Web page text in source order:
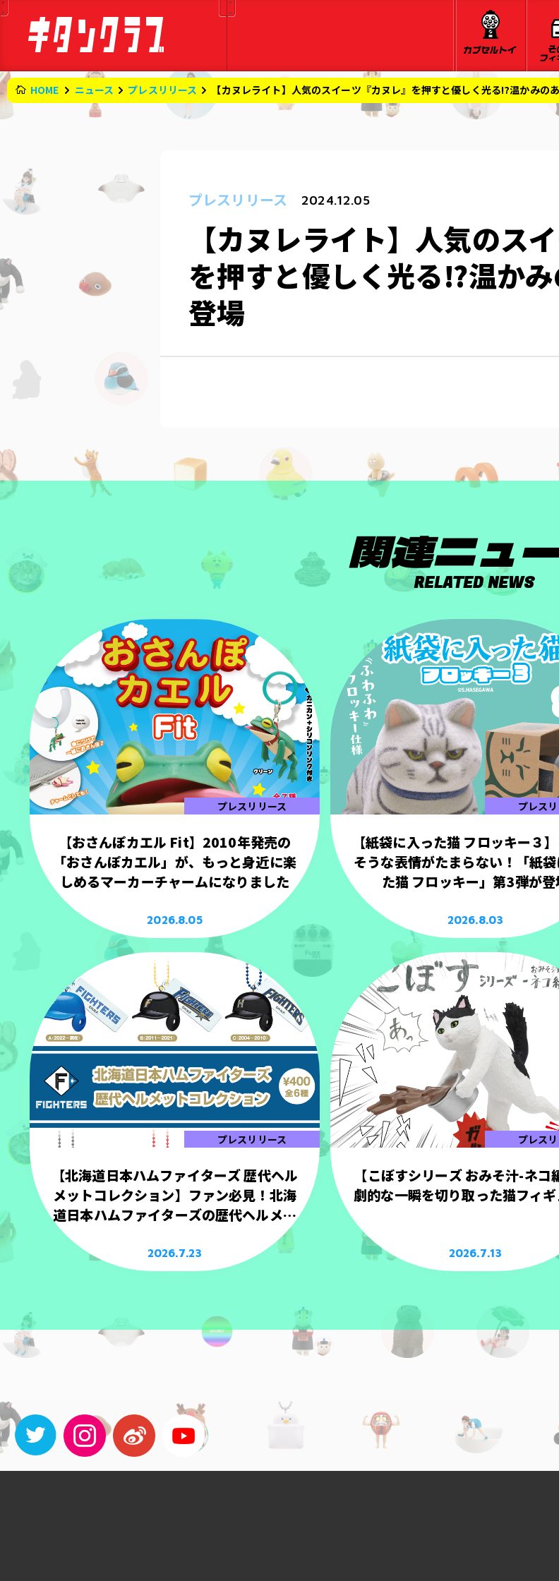
HOME ニュース プレスリリース 【カヌレライト】人気のスイーツ『カヌレ』を押すと優しく光る⁉温かみの
プレスリリース 2024.12.05
【カヌレライト】人気のス
を押すと優しく光る⁉温か
登場
関連ニュ
RELATED NEWS
プレスリリース
【おさんぽカエル Fit】2010年発売の
「おさんぽカエル」が、もっと身近に楽
しめるマーカーチャームになりました
2026.8.05
プレス
【紙袋に入った猫 フロッキー３
そうな表情がたまらない！「紙
た猫 フロッキー」第3弾が登
2026.8.03
プレスリリース
【北海道日本ハムファイターズ 歴代ヘル
メットコレクション】ファン必見！北海
道日本ハムファイターズの歴代ヘルメッ
2026.7.23
プレス
【こぼすシリーズ おみそ汁-ネコ
劇的な一瞬を切り取った猫フィギ
2026.7.13